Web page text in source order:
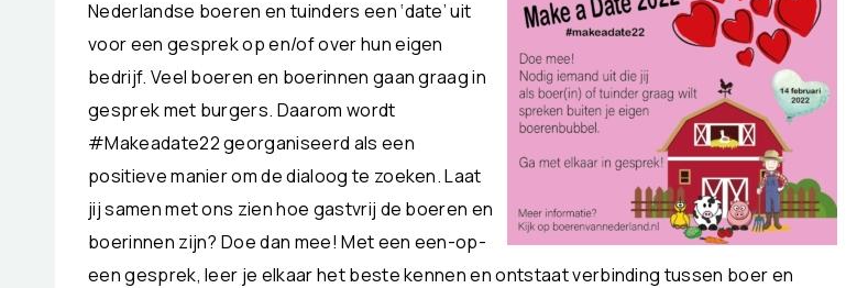
Nederlandse boeren en tuinders een ‘date’ uit
voor een gesprek op en/of over hun eigen
bedrijf. Veel boeren en boerinnen gaan graag in
gesprek met burgers. Daarom wordt
#Makeadate22 georganiseerd als een
positieve manier om de dialoog te zoeken. Laat
jij samen met ons zien hoe gastvrij de boeren en
boerinnen zijn? Doe dan mee! Met een een-op-
een gesprek, leer je elkaar het beste kennen en ontstaat verbinding tussen boer en